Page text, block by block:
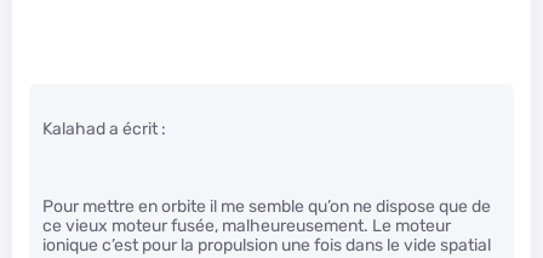
Kalahad a écrit :
Pour mettre en orbite il me semble qu’on ne dispose que de
ce vieux moteur fusée, malheureusement. Le moteur
ionique c’est pour la propulsion une fois dans le vide spatial